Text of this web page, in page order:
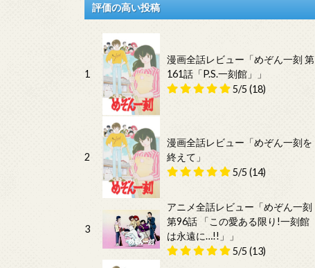
評価の高い投稿
1
漫画全話レビュー「めぞん一刻 第
161話「P.S.一刻館」」
5/5 (18)
2
漫画全話レビュー「めぞん一刻を
終えて」
5/5 (14)
3
アニメ全話レビュー「めぞん一刻
第96話 「この愛ある限り!一刻館
は永遠に…!!」」
5/5 (13)